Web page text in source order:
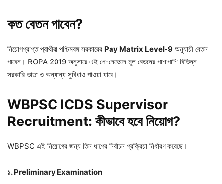
কতবেতনপাবেন?
নিয়োগপ্রাপ্ত প্রার্থীরা পশ্চিমবঙ্গ সরকারের Pay Matrix Level-9 অনুযায়ী বেতন
পাবেন। ROPA 2019 অনুসারে এই পে-লেভেলে মূল বেতনের পাশাপাশি বিভিন্ন
সরকারি ভাতা ও অন্যান্য সুবিধাও পাওয়া যাবে।
WBPSC ICDS Supervisor
Recruitment: কীভাবেহবেনিয়োগ?
WBPSC এই নিয়োগের জন্য তিন ধাপের নির্বাচন প্রক্রিয়া নির্ধারণ করেছে।
১. Preliminary Examination